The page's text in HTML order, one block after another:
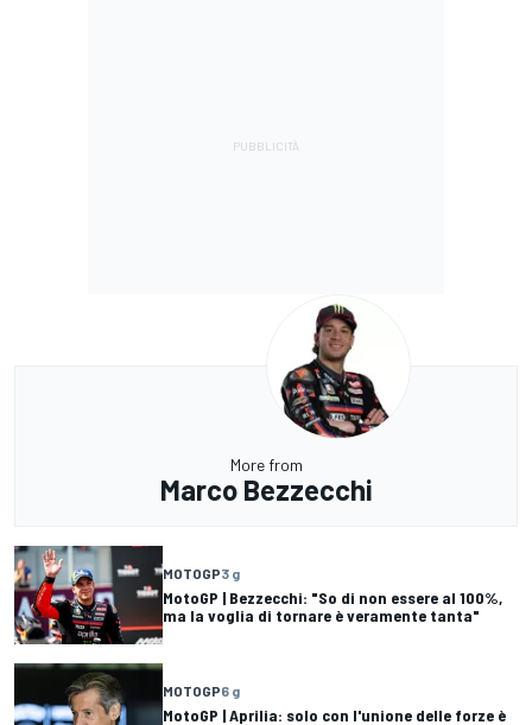
More from
Marco Bezzecchi
MOTOGP3 g
MotoGP | Bezzecchi: "So di non essere al 100%,
ma la voglia di tornare è veramente tanta"
MOTOGP6 g
MotoGP | Aprilia: solo con l'unione delle forze è